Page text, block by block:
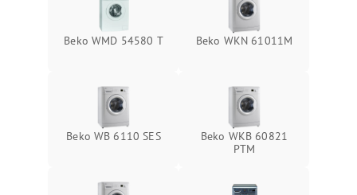
Beko WMD 54580 T Beko WKN 61011M
Beko WB 6110 SES
Beko WKB 60821
PTМ